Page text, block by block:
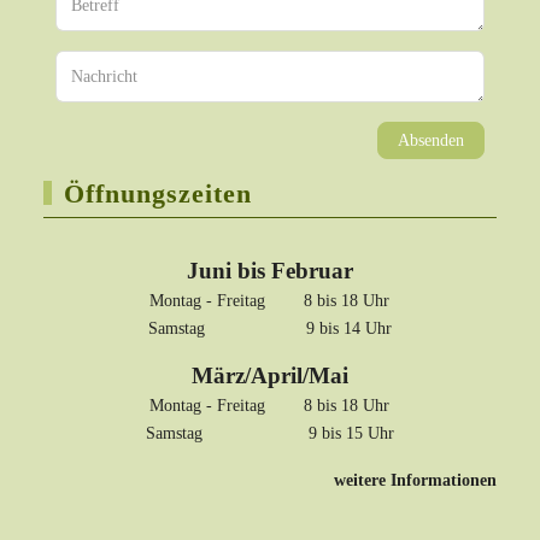
Absenden
Öffnungszeiten
Juni bis Februar
Montag - Freitag 8 bis 18 Uhr
Samstag 9 bis 14 Uhr
März/April/Mai
Montag - Freitag 8 bis 18 Uhr
Samstag 9 bis 15 Uhr
weitere Informationen